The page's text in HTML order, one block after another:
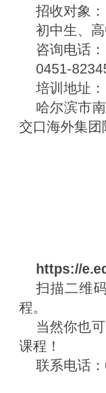
招收对象：
初中生、
咨询电话：
0451-
培训地址：
哈尔滨市
交口海外集
https://
扫描二维
程。
当然你也
课程！
联系电话：